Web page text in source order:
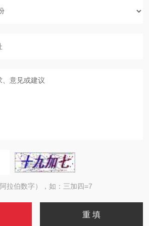
拉伯数字），如：三加四=7